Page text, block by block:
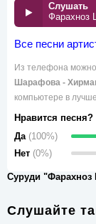
Слушать
Все песни
Из телефона
Шарафова -
компьютере в
Нравится песня?
Да (100%)
Нет (0%)
Суруди
Слушайте